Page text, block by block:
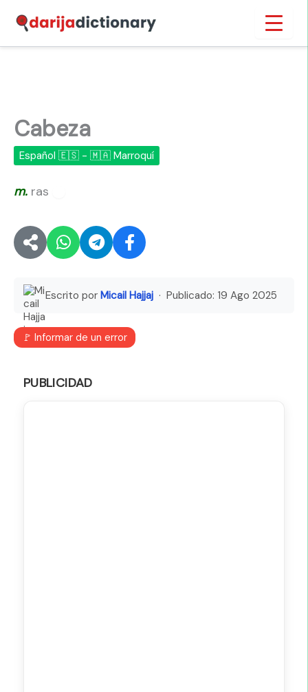
contenido
Cabeza
Español 🇪🇸 - 🇲🇦 Marroquí
m. ras
Escrito por Micail Hajjaj · Publicado: 19 Ago 2025
🚩 Informar de un error
PUBLICIDAD